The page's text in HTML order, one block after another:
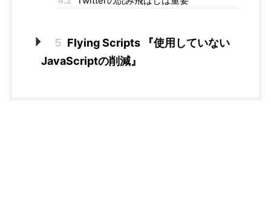
5 Flying Scripts 『使用していない
JavaScriptの削減』